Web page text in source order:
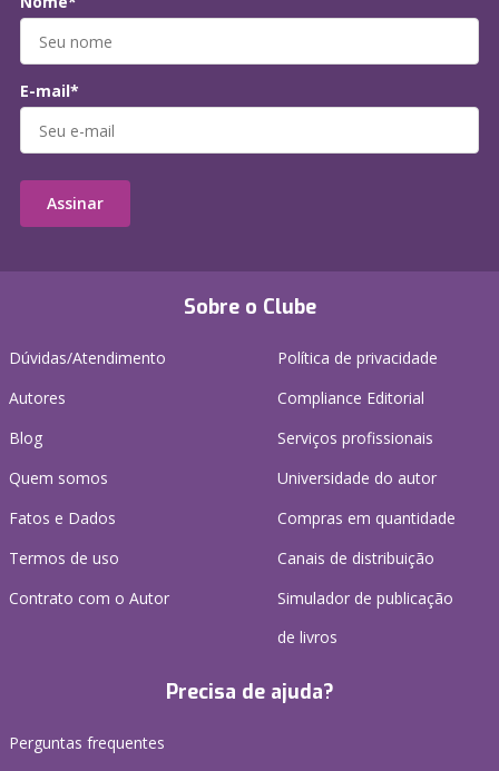
Sobre o Clube
Dúvidas/Atendimento
Autores
Blog
Quem somos
Fatos e Dados
Termos de uso
Contrato com o Autor
Política de privacidade
Compliance Editorial
Serviços profissionais
Universidade do autor
Compras em quantidade
Canais de distribuição
Simulador de publicação
de livros
Precisa de ajuda?
Perguntas frequentes
E-mail*
Assinar